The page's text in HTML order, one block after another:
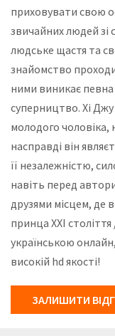
приховувати свою
звичайних людей зі
людське щастя та
знайомство
ними виникає певна
суперництво. Хі
молодого
насправді він
її незалежністю,
навіть перед
друзями місцем, де
принца ХХІ
українською
високій hd якості!
ЗАЛИШИТИ